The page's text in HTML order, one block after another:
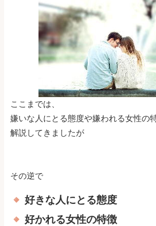
ここまでは、
嫌いな人にとる態度や嫌われる女性の
解説してきましたが
その逆で
好きな人にとる態度
好かれる女性の特徴